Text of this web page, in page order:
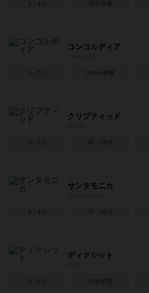
2～4人 30分前後
コンコルディア
2～5人 100分前後
クリプティッド
3～5人 30～50分
サンタモニカ
2～4人 35～40分
ディクシット
3～8人 30分前後